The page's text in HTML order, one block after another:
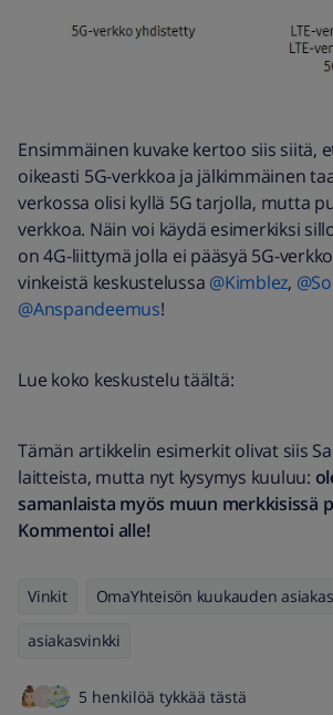
Ensimmäinen kuvake kertoo siis siitä,
oikeasti 5G-verkkoa ja jälkimmäinen
verkossa olisi kyllä 5G tarjolla, mutta
verkkoa. Näin voi käydä esimerkiksi
on 4G-liittymä jolla ei pääsyä 5G-
vinkeistä keskustelussa ​ @Kimblez, ​
@Anspandeemus!
Lue koko keskustelu täältä:
Tämän artikkelin esimerkit olivat siis
laitteista, mutta nyt kysymys kuuluu:
samanlaista myös muun merkkisissä
Kommentoi alle!
Vinkit OmaYhteisön kuukauden
asiakasvinkki
5 henkilöä tykkää tästä